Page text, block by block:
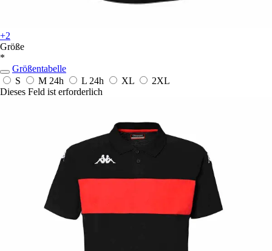
+2
Größe
*
Größentabelle
S
M 24h L 24h XL
2XL
Dieses Feld ist erforderlich